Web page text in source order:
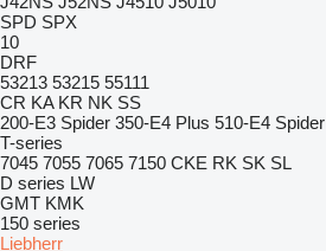
SPD SPX
10
DRF
53213 53215 55111
CR KA KR NK SS
200-E3 Spider 350-E4 Plus 510-E4 Spider
T-series
7045 7055 7065 7150 CKE RK SK SL
D series LW
GMT KMK
150 series
Liebherr